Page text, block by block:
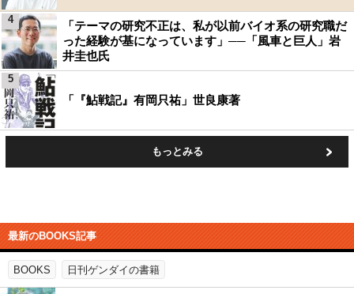
「テーマの研究不正は、私が以前バイオ系の研究職だ
った経験が基になっています」──「風車と巨人」岩
井圭也氏
4
「『鮎戦記』有岡只祐」世良康著
5
もっとみる
最新のBOOKS記事
BOOKS 日刊ゲンダイの書籍